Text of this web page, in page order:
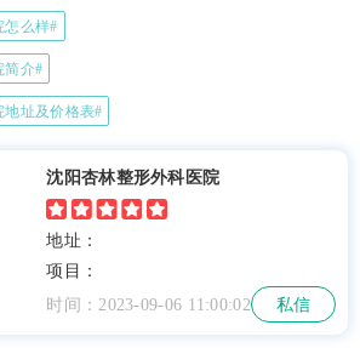
怎么样#
简介#
地址及价格表#
沈阳杏林整形外科医院
地址：
项目：
时间：2023-09-06 11:00:02
私信